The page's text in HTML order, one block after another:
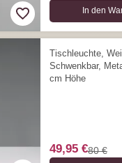
In den
Tischleuchte,
Schwenkbar,
cm Höhe
49,95 €80 €